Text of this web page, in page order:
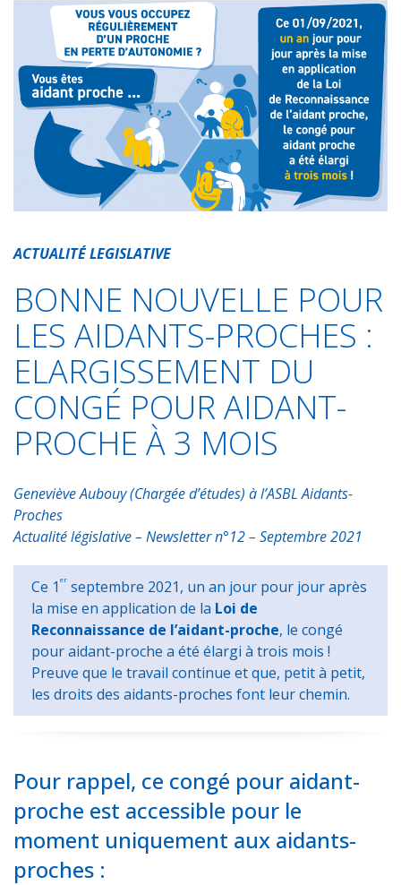
o
o
k
a
s
A
p
p
i
t
t
e
r
n
k
e
d
I
n
a
i
l
r
t
a
g
r
ACTUALITÉ LEGISLATIVE
BONNE NOUVELLE POUR
LES AIDANTS-PROCHES :
ELARGISSEMENT DU
CONGÉ POUR AIDANT-
PROCHE À 3 MOIS
Geneviève Aubouy (Chargée d’études) à l’ASBL Aidants-
Proches
Actualité législative – Newsletter n°12 – Septembre 2021
Ce 1 er septembre 2021, un an jour pour jour après
la mise en application de la Loi de
Reconnaissance de l’aidant-proche, le congé
pour aidant-proche a été élargi à trois mois !
Preuve que le travail continue et que, petit à petit,
les droits des aidants-proches font leur chemin.
Pour rappel, ce congé pour aidant-
proche est accessible pour le
moment uniquement aux aidants-
proches :